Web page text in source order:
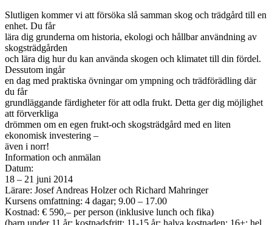
Slutligen kommer vi att försöka slå samman skog och trädgård till en
enhet. Du får
lära dig grunderna om historia, ekologi och hållbar användning av
skogsträdgården
och lära dig hur du kan använda skogen och klimatet till din fördel.
Dessutom ingår
en dag med praktiska övningar om ympning och trädförädling där
du får
grundläggande färdigheter för att odla frukt. Detta ger dig möjlighet
att förverkliga
drömmen om en egen frukt-och skogsträdgård med en liten
ekonomisk investering –
även i norr!
Information och anmälan
Datum:
18 – 21 juni 2014
Lärare: Josef Andreas Holzer och Richard Mahringer
Kursens omfattning: 4 dagar; 9.00 – 17.00
Kostnad: € 590,– per person (inklusive lunch och fika)
(barn under 11 år: kostnadsfritt; 11-15 år: halva kostnaden; 16+: hel